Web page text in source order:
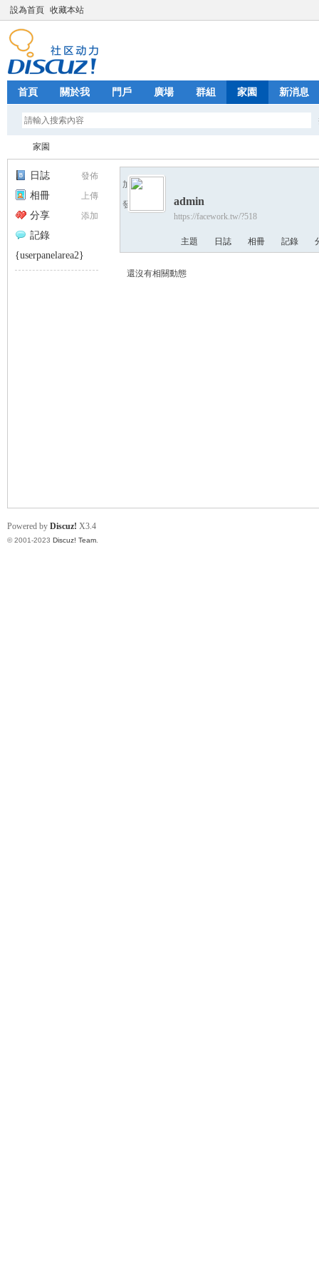
設為首頁 收藏本站
首頁 關於我 門戶 廣場 群組 家園 新消息
家園
發佈
日誌
上傳
相冊
添加
分享
記錄
{userpanelarea2}
加為好友
發送消息
admin
https://facework.tw/?518
主題 日誌 相冊 記錄
還沒有相關動態
Powered by Discuz! X3.4
© 2001-2023 Discuz! Team